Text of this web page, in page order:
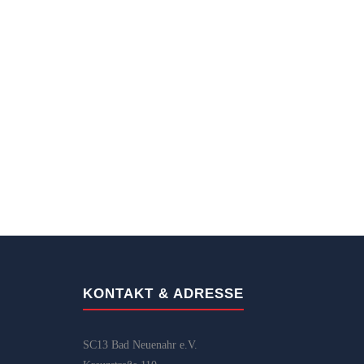
KONTAKT & ADRESSE
SC13 Bad Neuenahr e.V.